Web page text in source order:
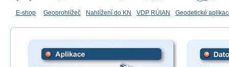
E-shop Geoprohlížeč Nahlížení do KN VDP RÚIAN Geodetické